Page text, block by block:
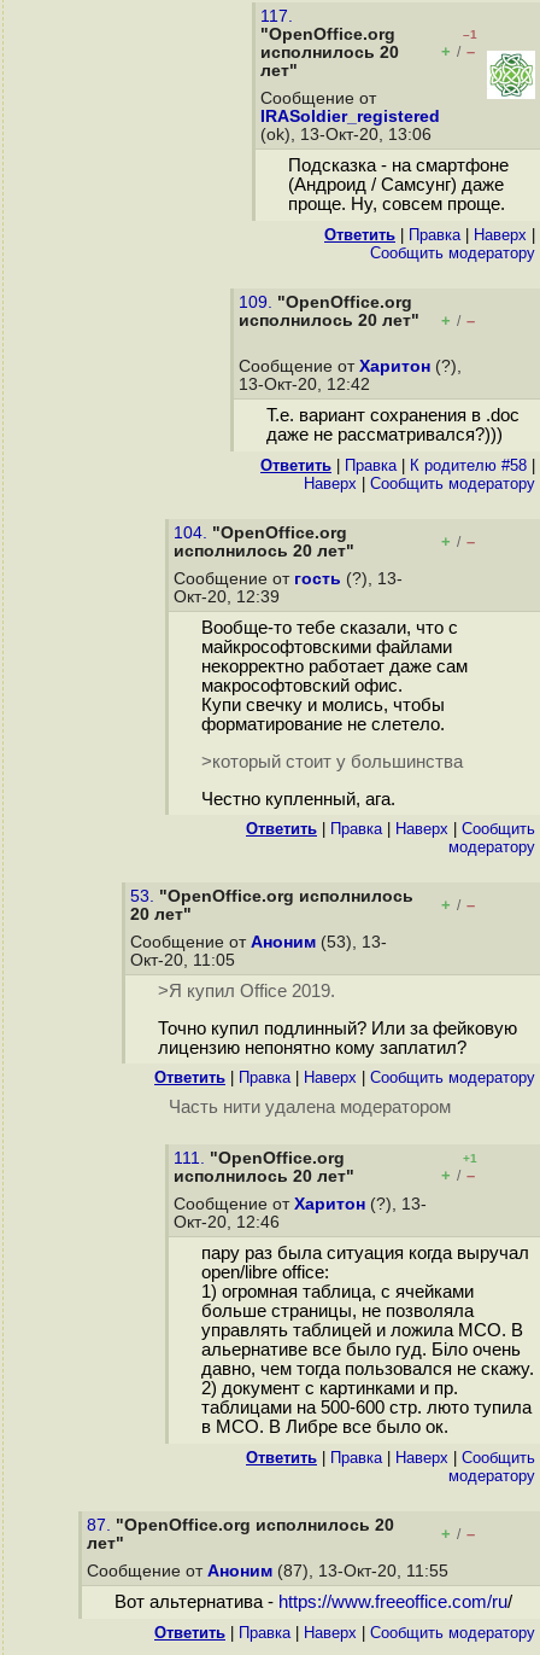
117.
"OpenOffice.org
исполнилось 20
лет"
–1
+ / –
Сообщение от
IRASoldier_registered
(ok), 13-Окт-20, 13:06
Подсказка - на смартфоне
(Андроид / Самсунг) даже
проще. Ну, совсем проще.
Ответить Правка| Наверх
Cообщить модератору
109. "OpenOffice.org
исполнилось 20 лет"
+ / –
Сообщение от Харитон (?),
13-Окт-20, 12:42
Т.е. вариант сохранения в .doc
даже не рассматривался?)))
Ответить Правка| К родителю #58
Наверх
Cообщить модератору
104. "OpenOffice.org
исполнилось 20 лет"
+ / –
Сообщение от гость (?), 13-
Окт-20, 12:39
Вообще-то тебе сказали, что с
майкрософтовскими файлами
некорректно работает даже сам
макрософтовский офис.
Купи свечку и молись, чтобы
форматирование не слетело.
>который стоит у большинства
Честно купленный, ага.
Ответить Правка| Наверх
Cообщить
модератору
53. "OpenOffice.org исполнилось
20 лет"
+ / –
Сообщение от Аноним (53), 13-
Окт-20, 11:05
>Я купил Office 2019.
Точно купил подлинный? Или за фейковую
лицензию непонятно кому заплатил?
Ответить Правка| Наверх Cообщить модератору
Часть нити удалена модератором
111. "OpenOffice.org
исполнилось 20 лет"
+1
+ / –
Сообщение от Харитон (?), 13-
Окт-20, 12:46
пару раз была ситуация когда выручал
open/libre office:
1) огромная таблица, с ячейками
больше страницы, не позволяла
управлять таблицей и ложила МСО. В
альернативе все было гуд. Біло очень
давно, чем тогда пользовался не скажу.
2) документ с картинками и пр.
таблицами на 500-600 стр. люто тупила
в МСО. В Либре все было ок.
Ответить Правка| Наверх
Cообщить
модератору
87. "OpenOffice.org исполнилось 20
лет"
+ / –
Сообщение от Аноним (87), 13-Окт-20, 11:55
Вот альтернатива - https://www.freeoffice.com/ru/
Ответить Правка| Наверх Cообщить модератору